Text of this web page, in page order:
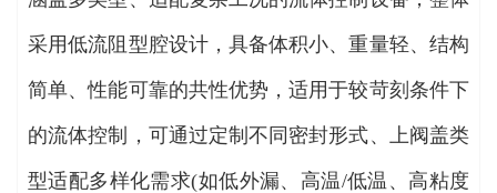
采用低流阻型腔设计，具备体积小、重量轻、结构
简单、性能可靠的共性优势，适用于较苛刻条件下
的流体控制，可通过定制不同密封形式、上阀盖类
型适配多样化需求(如低外漏、高温/低温、高粘度